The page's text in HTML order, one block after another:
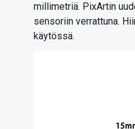
millimetriä. PixArtin
sensoriin verrattuna.
käytössä.